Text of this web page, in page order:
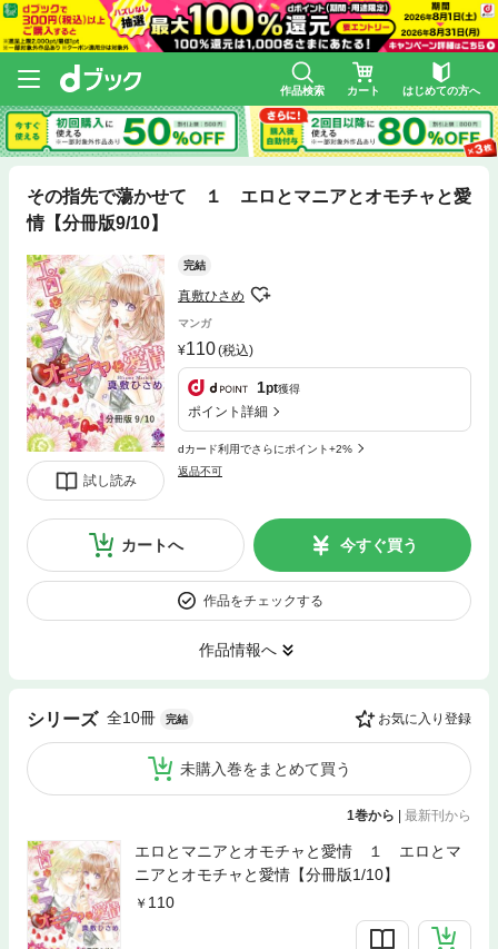
作品検索 カート はじめての方へ
その指先で蕩かせて １ エロとマニアとオモチャと愛
情【分冊版9/10】
試し読み
完結
真敷ひさめ
マンガ
110(税込)
1pt獲得
ポイント詳細
dカード利用でさらにポイント+2%
返品不可
カートへ 今すぐ買う
作品をチェックする
作品情報へ
シリーズ 全10冊 完結 お気に入り登録
未購入巻をまとめて買う
1巻から | 最新刊から
エロとマニアとオモチャと愛情 １ エロとマ
ニアとオモチャと愛情【分冊版1/10】
110